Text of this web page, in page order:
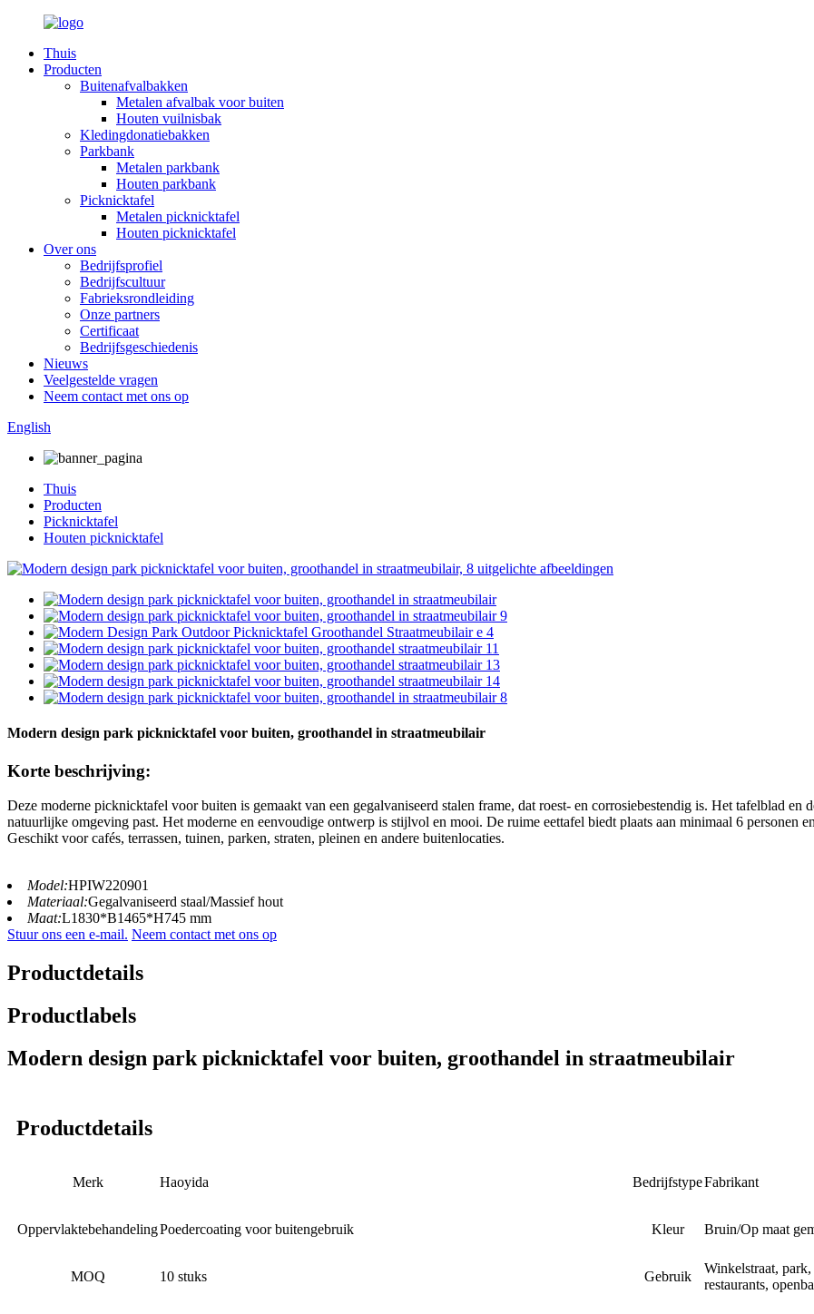
Thuis
Producten
Buitenafvalbakken
Metalen afvalbak voor buiten
Houten vuilnisbak
Kledingdonatiebakken
Parkbank
Metalen parkbank
Houten parkbank
Picknicktafel
Metalen picknicktafel
Houten picknicktafel
Over ons
Bedrijfsprofiel
Bedrijfscultuur
Fabrieksrondleiding
Onze partners
Certificaat
Bedrijfsgeschiedenis
Nieuws
Veelgestelde vragen
Neem contact met ons op
English
Thuis
Producten
Picknicktafel
Houten picknicktafel
Modern design park picknicktafel voor buiten, groothandel in straatmeubilair
Korte beschrijving:
Deze moderne picknicktafel voor buiten is gemaakt van een gegalvaniseerd stalen frame, dat roest- en corrosiebestendig is. Het tafelblad
natuurlijke omgeving past. Het moderne en eenvoudige ontwerp is stijlvol en mooi. De ruime eettafel biedt plaats aan minimaal 6 personen
Geschikt voor cafés, terrassen, tuinen, parken, straten, pleinen en andere buitenlocaties.
Model:HPIW220901
Materiaal:Gegalvaniseerd staal/Massief hout
Maat:L1830*B1465*H745 mm
Stuur ons een e-mail. Neem contact met ons op
Productdetails
Productlabels
Modern design park picknicktafel voor buiten, groothandel in straatmeubilair
Productdetails
Merk Haoyida BedrijfstypeFabrikant
OppervlaktebehandelingPoedercoating voor buitengebruik Kleur Bruin/Op maat
MOQ 10 stuks Gebruik
Winkelstraat,
restaurants,